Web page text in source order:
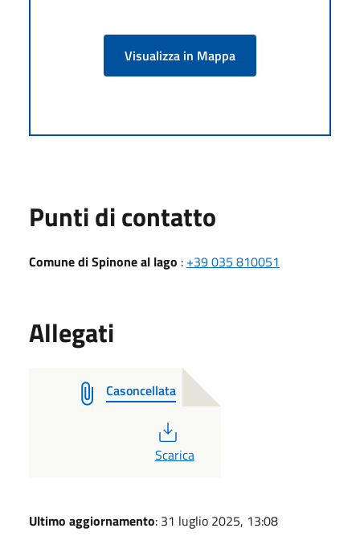
Visualizza in Mappa
Punti di contatto
Comune di Spinone al lago : +39 035 810051
Allegati
Casoncellata
PDF
Scarica
Ultimo aggiornamento: 31 luglio 2025, 13:08